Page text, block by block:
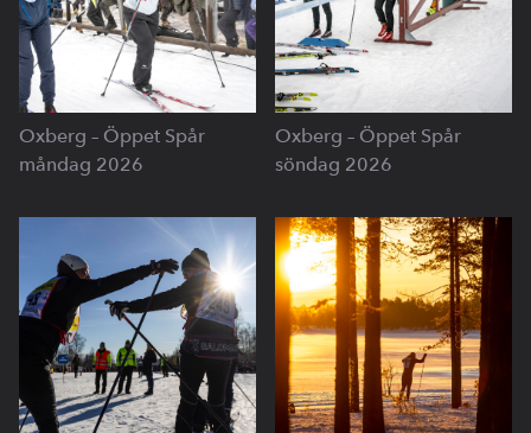
Oxberg – Öppet Spår
måndag 2026
Oxberg – Öppet Spår
söndag 2026